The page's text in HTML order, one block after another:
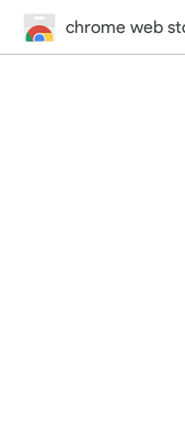
chrome web